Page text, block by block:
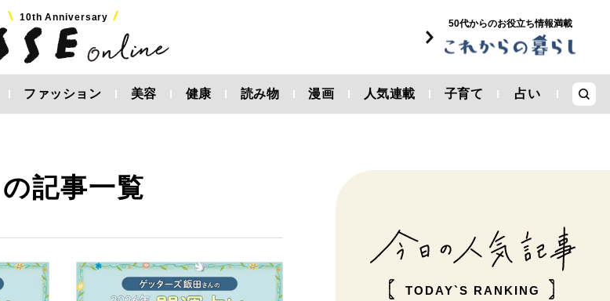
10th Anniversary
50代からのお役立ち情報満載
ファッション 美容 健康 読み物 漫画 人気連載 子育て 占い
記事一覧
TODAY`S RANKING